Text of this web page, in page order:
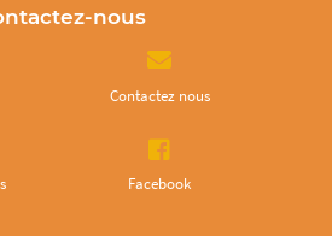
nous
Contactez nous
Facebook